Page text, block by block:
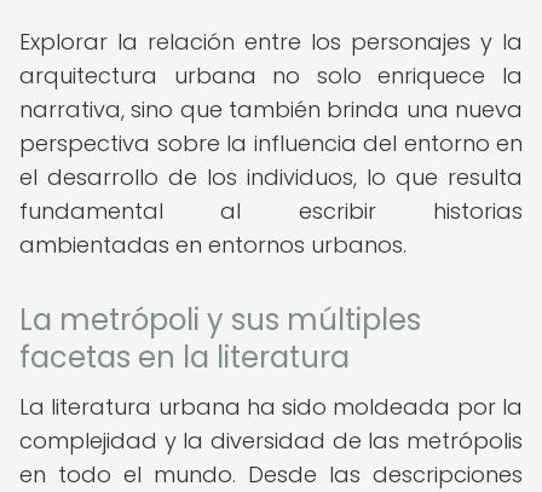
Explorar la relación entre los personajes y la
arquitectura urbana no solo enriquece la
narrativa, sino que también brinda una nueva
perspectiva sobre la influencia del entorno en
el desarrollo de los individuos, lo que resulta
fundamental al escribir historias
ambientadas en entornos urbanos.
La metrópoli y sus múltiples
facetas en la literatura
La literatura urbana ha sido moldeada por la
complejidad y la diversidad de las metrópolis
en todo el mundo. Desde las descripciones